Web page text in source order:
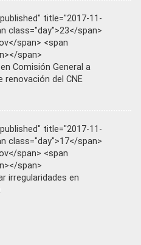
title="2017-11-
class="day">23</span>
span> <span
span>
Comisión General a
renovación del CNE
title="2017-11-
class="day">17</span>
span> <span
span>
irregularidades en